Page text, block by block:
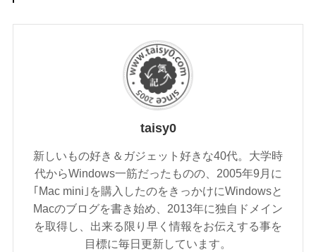
taisy0
新しいもの好き＆ガジェット好きな40代。大学時
代からWindows一筋だったものの、2005年9月に
｢Mac mini｣を購入したのをきっかけにWindowsと
Macのブログを書き始め、2013年に独自ドメイン
を取得し、出来る限り早く情報をお伝えする事を
目標に毎日更新しています。